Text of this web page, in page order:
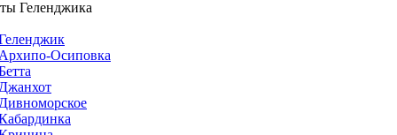
Геленджика
Осиповка